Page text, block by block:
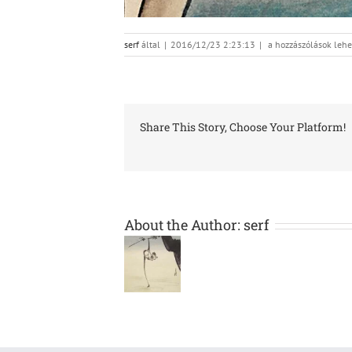
serf által | 2016/12/23 2:23:13 | galantai2_slider
bejegyzéshez
a hozzászólások
Share This Story, Choose Your Platform!
About the Author: serf